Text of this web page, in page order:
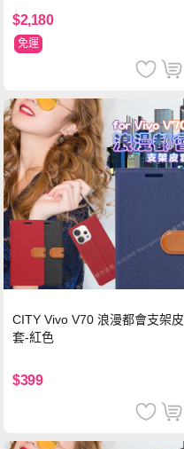
$2,180
免運
CITY Vivo V70 浪漫都會支架皮
套-紅色
$399